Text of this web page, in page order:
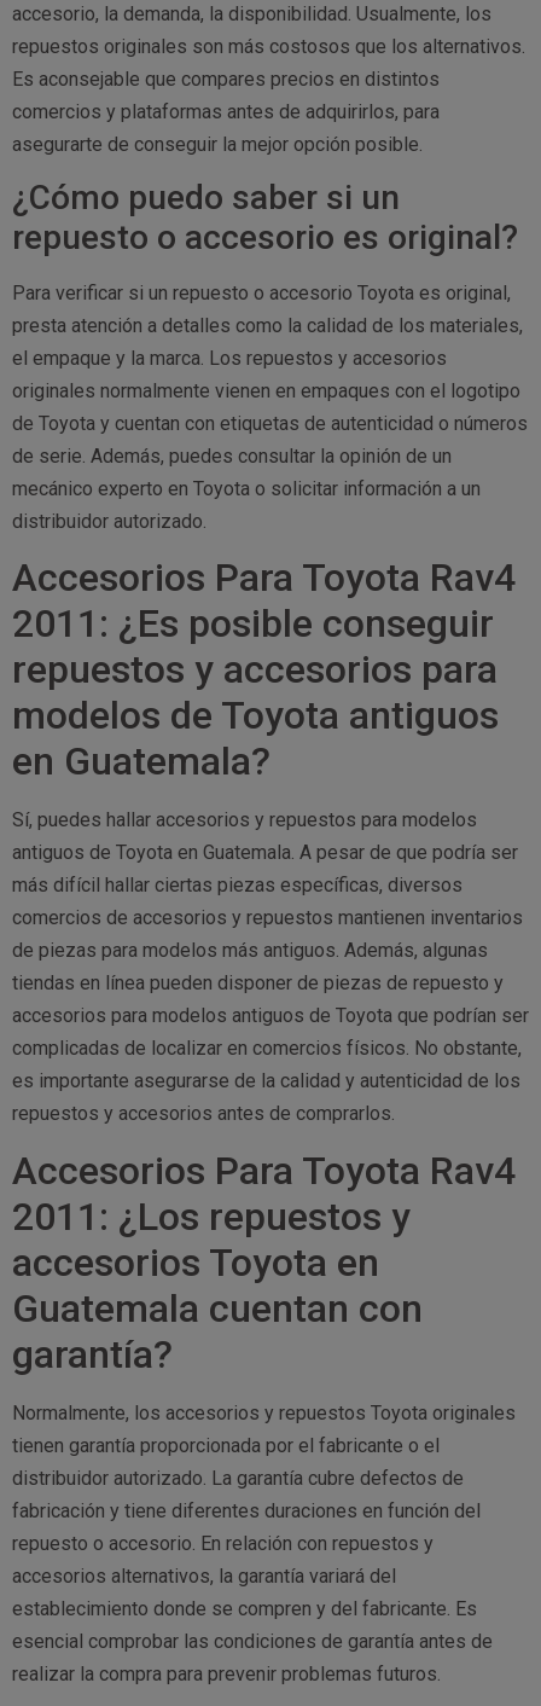
accesorio, la demanda, la disponibilidad. Usualmente, los
repuestos originales son más costosos que los alternativos.
Es aconsejable que compares precios en distintos
comercios y plataformas antes de adquirirlos, para
asegurarte de conseguir la mejor opción posible.
¿Cómo puedo saber si un
repuesto o accesorio es original?
Para verificar si un repuesto o accesorio Toyota es original,
presta atención a detalles como la calidad de los materiales,
el empaque y la marca. Los repuestos y accesorios
originales normalmente vienen en empaques con el logotipo
de Toyota y cuentan con etiquetas de autenticidad o números
de serie. Además, puedes consultar la opinión de un
mecánico experto en Toyota o solicitar información a un
distribuidor autorizado.
Accesorios Para Toyota Rav4
2011: ¿Es posible conseguir
repuestos y accesorios para
modelos de Toyota antiguos
en Guatemala?
Sí, puedes hallar accesorios y repuestos para modelos
antiguos de Toyota en Guatemala. A pesar de que podría ser
más difícil hallar ciertas piezas específicas, diversos
comercios de accesorios y repuestos mantienen inventarios
de piezas para modelos más antiguos. Además, algunas
tiendas en línea pueden disponer de piezas de repuesto y
accesorios para modelos antiguos de Toyota que podrían ser
complicadas de localizar en comercios físicos. No obstante,
es importante asegurarse de la calidad y autenticidad de los
repuestos y accesorios antes de comprarlos.
Accesorios Para Toyota Rav4
2011: ¿Los repuestos y
accesorios Toyota en
Guatemala cuentan con
garantía?
Normalmente, los accesorios y repuestos Toyota originales
tienen garantía proporcionada por el fabricante o el
distribuidor autorizado. La garantía cubre defectos de
fabricación y tiene diferentes duraciones en función del
repuesto o accesorio. En relación con repuestos y
accesorios alternativos, la garantía variará del
establecimiento donde se compren y del fabricante. Es
esencial comprobar las condiciones de garantía antes de
realizar la compra para prevenir problemas futuros.